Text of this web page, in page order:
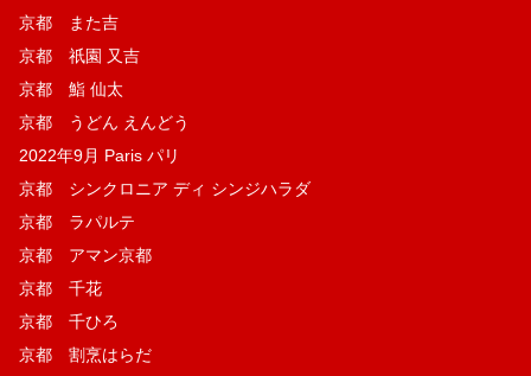
京都 また吉
京都 祇園 又吉
京都 鮨 仙太
京都 うどん えんどう
2022年9月 Paris パリ
京都 シンクロニア ディ シンジハラダ
京都 ラパルテ
京都 アマン京都
京都 千花
京都 千ひろ
京都 割烹はらだ